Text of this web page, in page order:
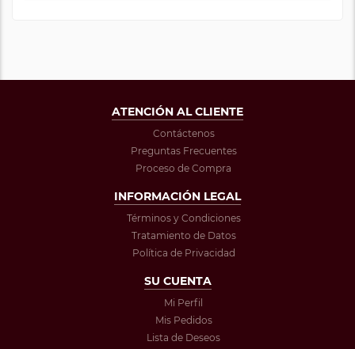
ATENCIÓN AL CLIENTE
Contáctenos
Preguntas Frecuentes
Proceso de Compra
INFORMACIÓN LEGAL
Términos y Condiciones
Tratamiento de Datos
Política de Privacidad
SU CUENTA
Mi Perfil
Mis Pedidos
Lista de Deseos